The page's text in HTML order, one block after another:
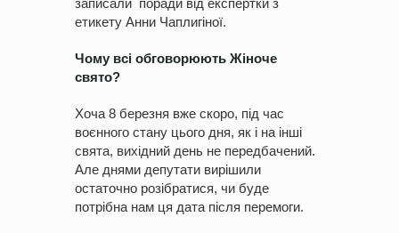
записали поради від експертки з
етикету Анни Чаплигіної.
Чому всі обговорюють Жіноче
свято?
Хоча 8 березня вже скоро, під час
воєнного стану цього дня, як і на інші
свята, вихідний день не передбачений.
Але днями депутати вирішили
остаточно розібратися, чи буде
потрібна нам ця дата після перемоги.